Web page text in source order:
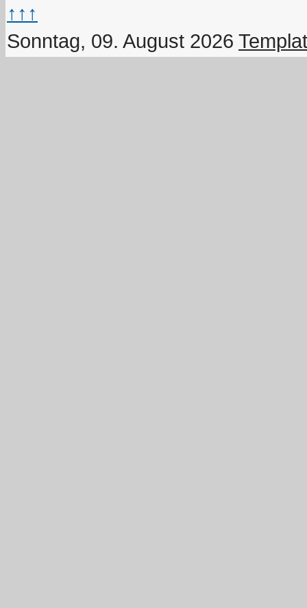
↑↑↑
Sonntag, 09. August 2026